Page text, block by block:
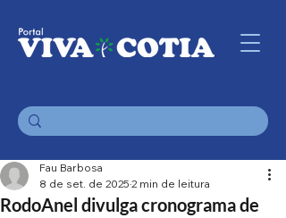
RodoAnel divulga cronograma de
Fau Barbosa
8 de set. de 2025 2 min de leitura